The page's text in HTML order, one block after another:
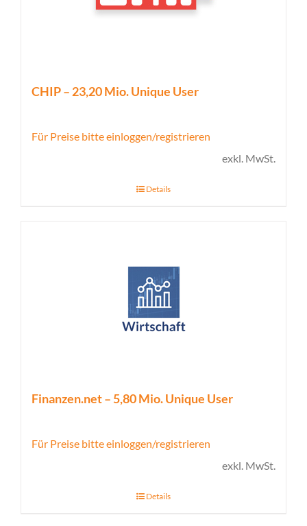
CHIP – 23,20 Mio. Unique User
Für Preise bitte einloggen/registrieren
exkl. MwSt.
Details
Finanzen.net – 5,80 Mio. Unique User
Für Preise bitte einloggen/registrieren
exkl. MwSt.
Details